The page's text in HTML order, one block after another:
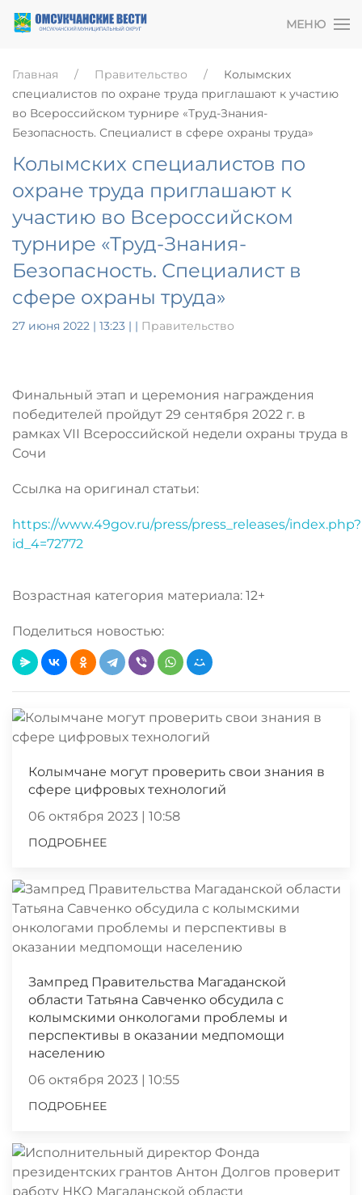
МЕНЮ
Главная Правительство
Колымских
специалистов по охране труда приглашают к участию
во Всероссийском турнире «Труд-Знания-
Безопасность. Специалист в сфере охраны труда»
Колымских специалистов по
охране труда приглашают к
участию во Всероссийском
турнире «Труд-Знания-
Безопасность. Специалист в
сфере охраны труда»
27 июня 2022 | 13:23 | | Правительство
Финальный этап и церемония награждения
победителей пройдут 29 сентября 2022 г. в
рамках VII Всероссийской недели охраны труда в
Сочи
Ссылка на оригинал статьи:
https://www.49gov.ru/press/press_releases/index.php?
id_4=72772
Возрастная категория материала: 12+
Поделиться новостью:
Колымчане могут проверить свои знания в
сфере цифровых технологий
06 октября 2023 | 10:58
ПОДРОБНЕЕ
Зампред Правительства Магаданской
области Татьяна Савченко обсудила с
колымскими онкологами проблемы и
перспективы в оказании медпомощи
населению
06 октября 2023 | 10:55
ПОДРОБНЕЕ